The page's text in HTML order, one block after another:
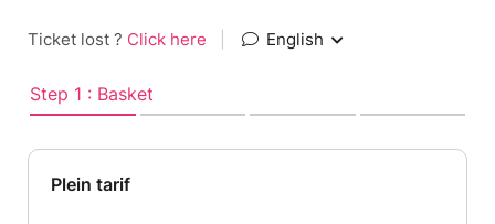
Ticket lost ? Click here English
Step 1 : Basket
Plein tarif